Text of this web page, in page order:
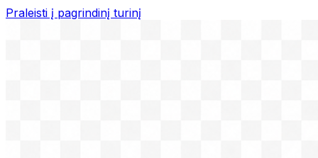
Praleisti į pagrindinį turinį